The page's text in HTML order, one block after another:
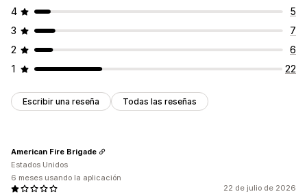
4
5
3
7
2
6
1
22
Escribir una reseña Todas las reseñas
22 de julio de 2026
American Fire Brigade
Estados Unidos
6 meses usando la aplicación